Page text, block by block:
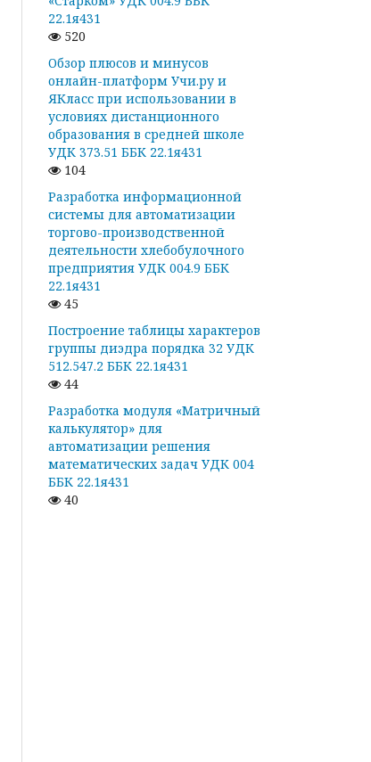
22.1я431
520
Обзор плюсов и минусов
онлайн-платформ Учи.ру и
ЯКласс при использовании в
условиях дистанционного
образования в средней школе
УДК 373.51 ББК 22.1я431
104
Разработка информационной
системы для автоматизации
торгово-производственной
деятельности хлебобулочного
предприятия УДК 004.9 ББК
22.1я431
45
Построение таблицы характеров
группы диэдра порядка 32 УДК
512.547.2 ББК 22.1я431
44
Разработка модуля «Матричный
калькулятор» для
автоматизации решения
математических задач УДК 004
ББК 22.1я431
40